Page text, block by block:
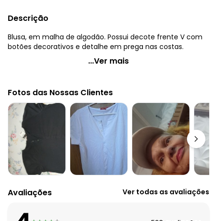
Descrição
Blusa, em malha de algodão. Possui decote frente V com
botões decorativos e detalhe em prega nas costas.
Quintess - Blusa Manga Curta Preta
Comprimento da manga: Curta
Decote frente: V
Complemento: Botões decorativos; pregas
Tecido: Meia malha
Composição: 100% algodão
...Ver mais
Fotos das Nossas Clientes
Avaliações Ver todas as avaliações